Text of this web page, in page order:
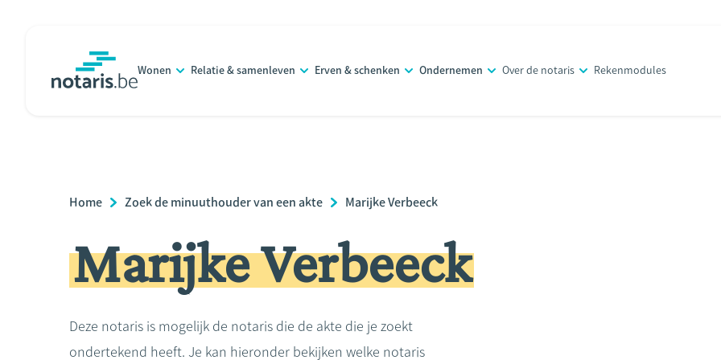
Wonen Relatie & samenleven Erven & schenken Ondernemen Over de notaris Rekenmodules
Breadcrumb
Home Zoek de minuuthouder van een akte Marijke Verbeeck
Marijke Verbeeck
Deze notaris is mogelijk de notaris die de akte die je zoekt
ondertekend heeft. Je kan hieronder bekijken welke notaris